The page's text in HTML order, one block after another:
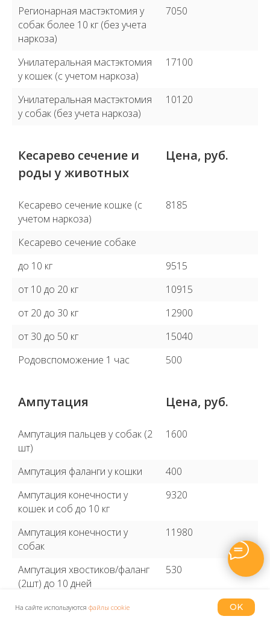
Регионарная мастэктомия у
собак более 10 кг (без учета
наркоза)
7050
Унилатеральная мастэктомия
у кошек (с учетом наркоза)
17100
Унилатеральная мастэктомия
у собак (без учета наркоза)
10120
Кесарево сечение и
роды у животных
Цена, руб.
Кесарево сечение кошке (с
учетом наркоза)
8185
Кесарево сечение собаке
до 10 кг
9515
от 10 до 20 кг
10915
от 20 до 30 кг
12900
от 30 до 50 кг
15040
Родовспоможение 1 час
500
Ампутация Цена, руб.
Ампутация пальцев у собак (2
шт)
1600
Ампутация фаланги у кошки
400
Ампутация конечности у
кошек и соб до 10 кг
9320
Ампутация конечности у
собак
11980
Ампутация хвостиков/фаланг
(2шт) до 10 дней
530
Ампутация хвоста
На сайте используются файлы cookie OK